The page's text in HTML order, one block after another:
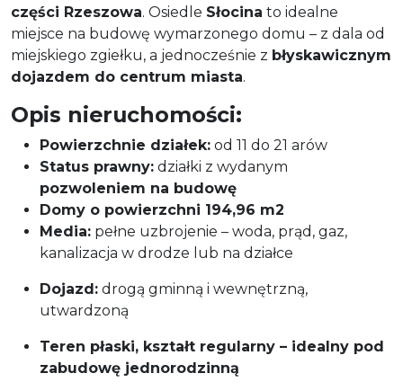
części Rzeszowa. Osiedle Słocina to idealne
miejsce na budowę wymarzonego domu – z dala od
miejskiego zgiełku, a jednocześnie z błyskawicznym
dojazdem do centrum miasta.
Opis nieruchomości:
Powierzchnie działek: od 11 do 21 arów
Status prawny: działki z wydanym
pozwoleniem na budowę
​​​​​​​Domy o powierzchni 194,96 m2
Media: pełne uzbrojenie – woda, prąd, gaz,
kanalizacja w drodze lub na działce
Dojazd: drogą gminną i wewnętrzną,
utwardzoną
Teren płaski, kształt regularny – idealny pod
zabudowę jednorodzinną